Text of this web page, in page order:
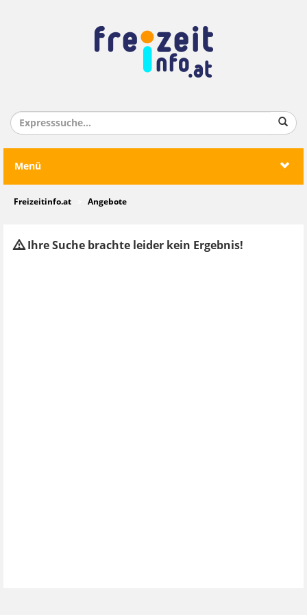
Menü
Freizeitinfo.at Angebote
Ihre Suche brachte leider kein Ergebnis!